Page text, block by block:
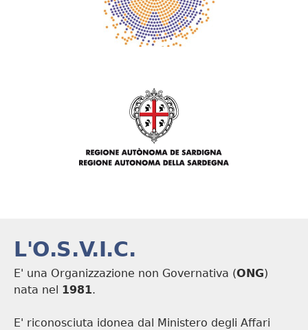
L'O.S.V.I.C.
E' una Organizzazione non Governativa (ONG)
nata nel 1981.
E' riconosciuta idonea dal Ministero degli Affari